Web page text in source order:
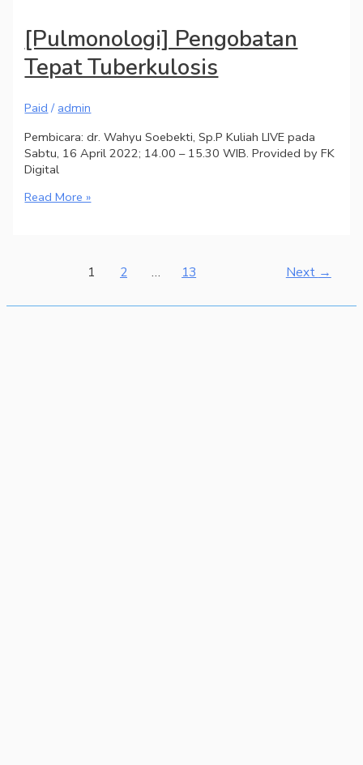
[Pulmonologi] Pengobatan
Tepat Tuberkulosis
Paid / admin
Pembicara: dr. Wahyu Soebekti, Sp.P Kuliah LIVE pada
Sabtu, 16 April 2022; 14.00 – 15.30 WIB. Provided by FK
Digital
Read More »
1 2 … 13 Next →